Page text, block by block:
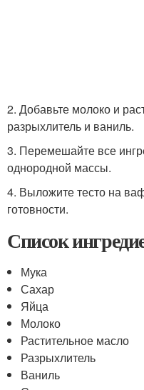
2. Добавьте молоко и
разрыхлитель и ваниль.
3. Перемешайте все
однородной массы.
4. Выложите тесто на
готовности.
Список
Мука
Сахар
Яйца
Молоко
Растительное масло
Разрыхлитель
Ваниль